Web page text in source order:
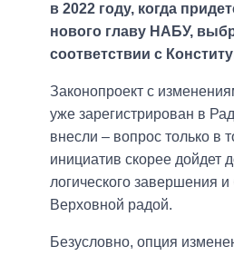
в 2022 году, когда
нового главу НАБУ,
соответствии с
Законопроект с
уже зарегистрирован в
внесли – вопрос только в
инициатив скорее дойдет
логического завершения
Верховной радой.
Безусловно, опция